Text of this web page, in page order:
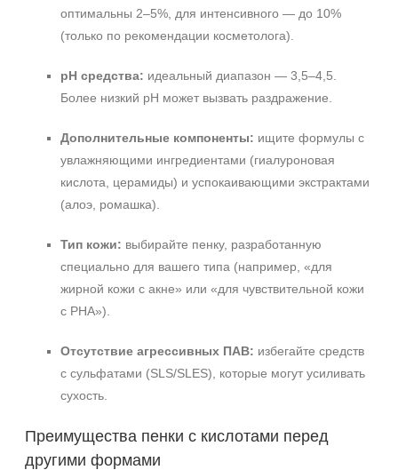
оптимальны 2–5%, для интенсивного — до 10%
(только по рекомендации косметолога).
pH средства: идеальный диапазон — 3,5–4,5.
Более низкий pH может вызвать раздражение.
Дополнительные компоненты: ищите формулы с
увлажняющими ингредиентами (гиалуроновая
кислота, церамиды) и успокаивающими экстрактами
(алоэ, ромашка).
Тип кожи: выбирайте пенку, разработанную
специально для вашего типа (например, «для
жирной кожи с акне» или «для чувствительной кожи
с PHA»).
Отсутствие агрессивных ПАВ: избегайте средств
с сульфатами (SLS/SLES), которые могут усиливать
сухость.
Преимущества пенки с кислотами перед
другими формами